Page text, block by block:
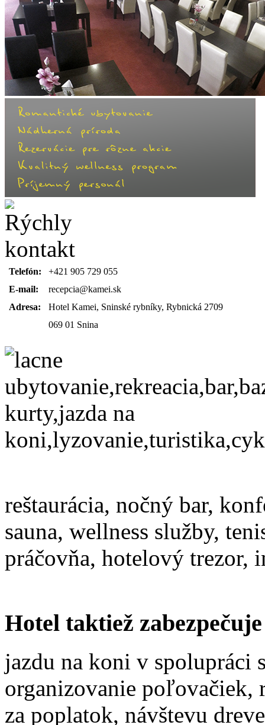
Telefón:
+421 905 729 055
E-mail:
recepcia@kamei.sk
Adresa:
Hotel Kamei, Sninské rybníky, Rybnická 2709
069 01 Snina
reštaurácia, nočný bar,
sauna, wellness služby,
práčovňa, hotelový trezor,
Hotel taktiež zabezpečuje
jazdu na koni v spolupráci
organizovanie poľovačiek,
za poplatok, návštevu